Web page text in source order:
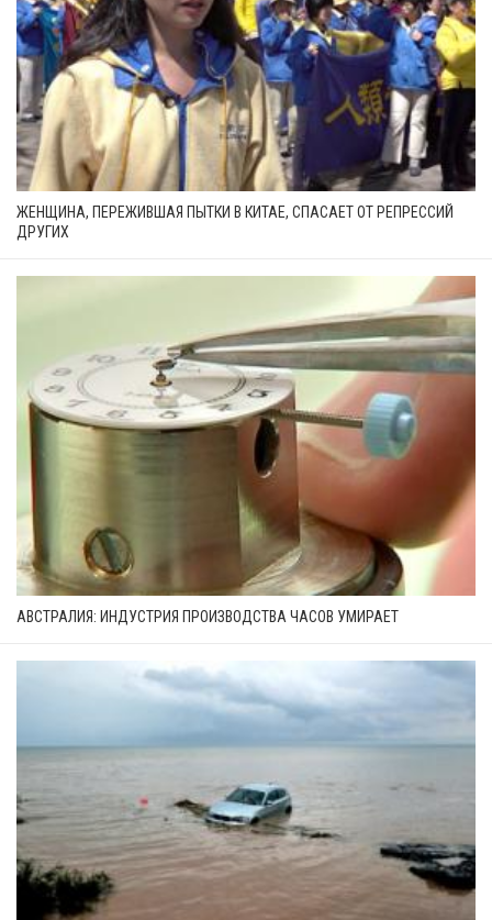
ЖЕНЩИНА, ПЕРЕЖИВШАЯ ПЫТКИ В КИТАЕ, СПАСАЕТ ОТ РЕПРЕССИЙ
ДРУГИХ
АВСТРАЛИЯ: ИНДУСТРИЯ ПРОИЗВОДСТВА ЧАСОВ УМИРАЕТ